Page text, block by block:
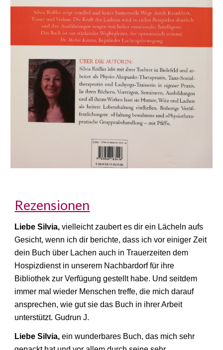
Rezensionen
Liebe Silvia,vielleicht zaubert es dir ein Lächeln aufs
Gesicht, wenn ich dir berichte, dass ich vor einiger Zeit
dein Buch über Lachen auch in Trauerzeiten dem
Hospizdienst in unserem Nachbardorf für ihre
Bibliothek zur Verfügung gestellt habe. Und seitdem
immer mal wieder Menschen treffe, die mich darauf
ansprechen, wie gut sie das Buch in ihrer Arbeit
unterstützt. Gudrun J.
Liebe Silvia,ein wunderbares Buch, das mich sehr